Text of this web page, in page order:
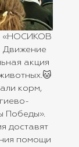
«НОСИКОВ
Движение
акция
корм,
Победы».
доставят
помощи